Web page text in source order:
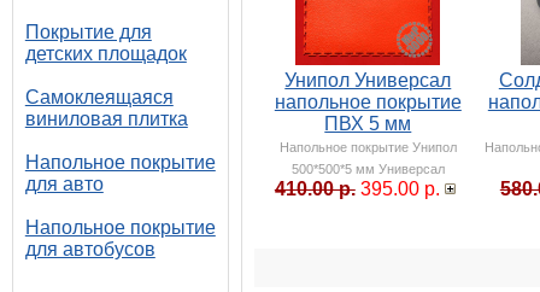
Покрытие для
детских площадок
Самоклеящаяся
виниловая плитка
Напольное покрытие
для авто
Напольное покрытие
для автобусов
Унипол Универсал
напольное покрытие
ПВХ 5 мм
Напольное покрытие Унипол
500*500*5 мм Универсал
410.00 р. 395.00 р.